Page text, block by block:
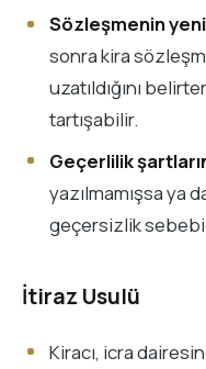
Sözleşmenin
sonra kira
uzatıldığını
tartışabilir.
Geçerlilik
yazılmamışsa ya
geçersizlik
İtiraz Usulü
Kiracı, icra